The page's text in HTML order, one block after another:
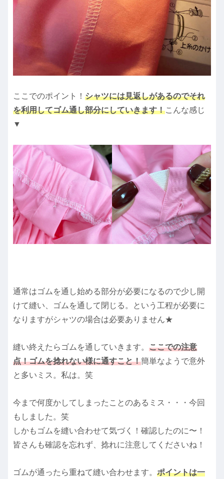
ここでのポイント！ シャツには見返しがあるのでそれ
を利用してゴム通し部分にしていきます！こんな感じ
▼
通常はゴムを通し始める部分が必要になるので少し開
けて縫い、ゴムを通して閉じる。という工程が必要に
なりますがシャツの場合は必要ありません★
縫い終えたらゴムを通していきます。 ここでの注意
点！ゴムを捻れない様に通すこと！簡単なようで意外
と多いミス。私は。笑
今まで何度かしてしまったことのあるミス・・・今回
もしました。笑
しかもゴムを縫い合わせて気づく！確認したのに〜！
皆さんも確認を忘れず、捻れに注意してくださいね！
ゴムが通ったら重ねて縫い合わせます。 ポイントは一